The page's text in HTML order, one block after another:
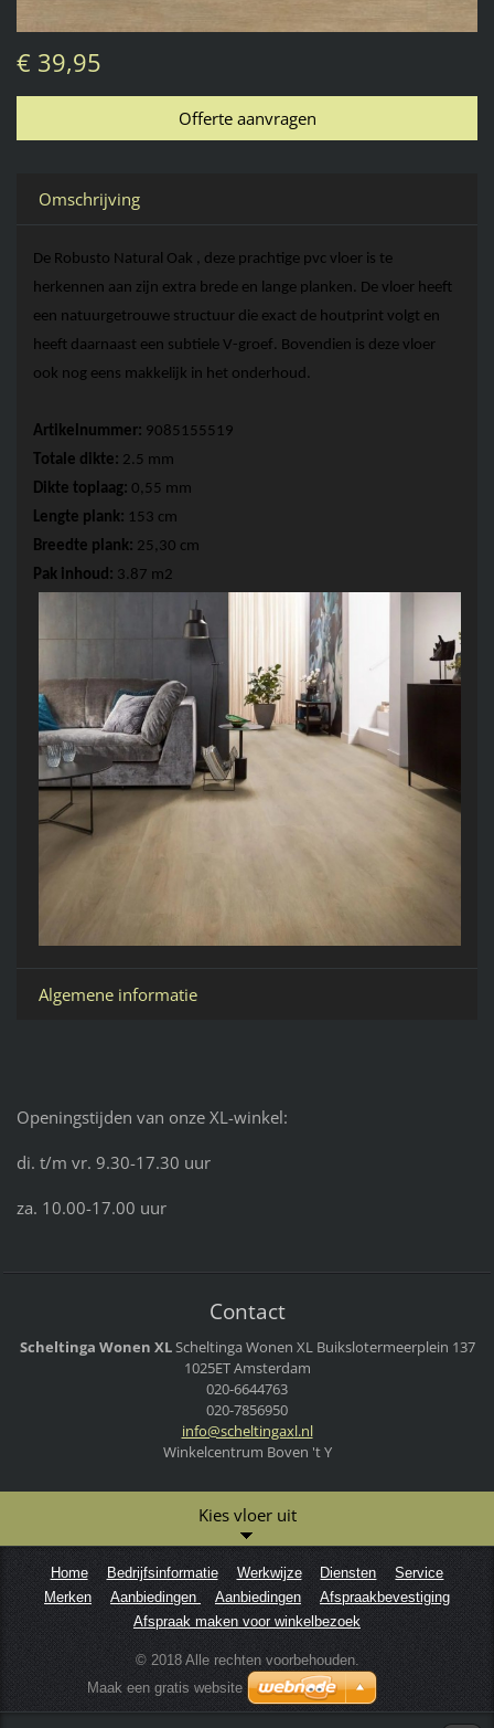
€ 39,95
Omschrijving
De Robusto Natural Oak , deze prachtige pvc vloer is te
herkennen aan zijn extra brede en lange planken. De vloer heeft
een natuurgetrouwe structuur die exact de houtprint volgt en
heeft daarnaast een subtiele V-groef. Bovendien is deze vloer
ook nog eens makkelijk in het onderhoud.
Artikelnummer: 9085155519
Totale dikte: 2.5 mm
Dikte toplaag: 0,55 mm
Lengte plank: 153 cm
Breedte plank: 25,30 cm
Pak inhoud: 3.87 m2
Algemene informatie
Openingstijden van onze XL-winkel:
di. t/m vr. 9.30-17.30 uur
za. 10.00-17.00 uur
Contact
Scheltinga Wonen XLScheltinga Wonen XLBuikslotermeerplein 137
1025ET Amsterdam
020-6644763
020-7856950
info@scheltingaxl.nl
Winkelcentrum Boven 't Y
Kies vloer uit
Home Bedrijfsinformatie Werkwijze Diensten
Service
Merken
Aanbiedingen Aanbiedingen
Afspraakbevestiging
Afspraak maken voor winkelbezoek
© 2018 Alle rechten voorbehouden.
Maak een gratis website